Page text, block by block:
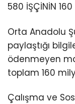
580 İŞÇİNİN 160
Orta Anadolu
paylaştığı
ödenmeyen
toplam 160
Çalışma ve